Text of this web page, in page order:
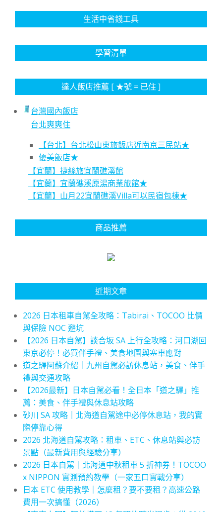
生活中省錢工具
學習清單
達人飯店推薦 [ ★號 = 已住 ]
台灣國內飯店
台北爽爽住
【台北】台北松山東旅飯店近南京三民站★
優美飯店★
【宜蘭】捷絲旅宜蘭礁溪館
【宜蘭】宜蘭礁溪原湯商業旅館★
【宜蘭】山月22宜蘭礁溪Villa可以民宿包棟★
商品推薦
近期文章
2026 日本租車自駕全攻略：Tabirai、TOCOO 比價
與保險 NOC 避坑
【2026 日本自駕】談合坂 SA 上行全攻略：河口湖回
東京必停！必買伴手禮、美食地圖與塞車應對
道之驛阿蘇介紹｜九州自駕必訪休息站，美食、伴手
禮與交通攻略
【2026最新】日本自駕必看！全日本「道之驛」推
薦：美食、伴手禮與休息站攻略
砂川 SA 攻略｜北海道自駕途中必停休息站，我的實
際停靠心得
2026 北海道自駕攻略：租車、ETC、休息站與必訪
景點（最新費用與經驗分享）
2026 日本自駕｜北海道中秋租車 5 折神券！TOCOO
x NIPPON 實測預約教學（一家五口實戰分享）
日本 ETC 使用教學｜怎麼租？要不要租？高速公路
費用一次搞懂（2026）